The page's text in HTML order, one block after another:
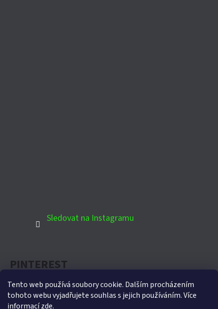
Tento web používá soubory cookie. Dalším procházením
tohoto webu vyjadřujete souhlas s jejich používáním. Více
informacízde.
Sledovat na Instagramu
PINTEREST